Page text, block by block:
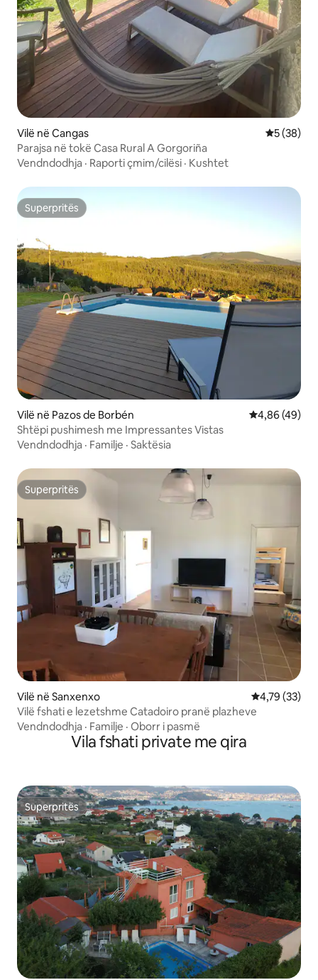
Vilë në Cangas Vlerësimi
5 (38)
Parajsa në tokë Casa Rural A Gorgoriña
Vendndodhja · Raporti çmim/cilësi · Kushtet
Superpritës
Superpritës
Vilë në Pazos de Borbén Vlerësimi
4,86 (49)
Shtëpi pushimesh me Impressantes Vistas
Vendndodhja · Familje · Saktësia
Superpritës
Superpritës
Vilë në Sanxenxo Vlerësimi
4,79 (33)
Vilë fshati e lezetshme Catadoiro pranë plazheve
Vendndodhja · Familje · Oborr i pasmë
Vila fshati private me qira
Superpritës
Superpritës